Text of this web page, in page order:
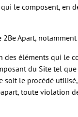
le composent,
2Be Apart, notamment
des éléments qui le
du Site tel
le procédé
toute violation